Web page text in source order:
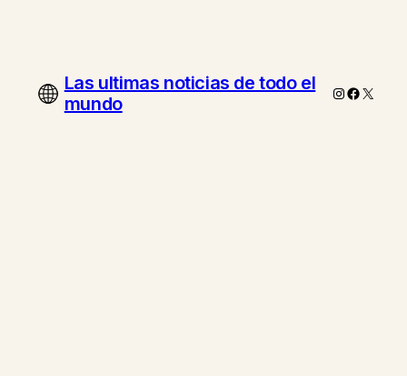
Las ultimas noticias de todo el
mundo
Instagram
X